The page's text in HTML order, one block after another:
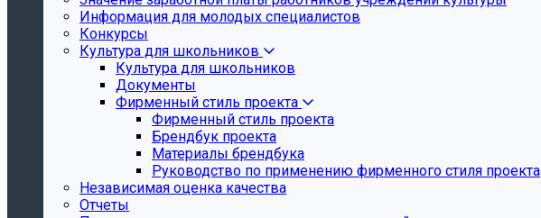
Информация для молодых специалистов
Конкурсы
Культура для школьников
Культура для школьников
Документы
Фирменный стиль проекта
Фирменный стиль проекта
Брендбук проекта
Материалы брендбука
Руководство по применению фирменного стиля проекта
Независимая оценка качества
Отчеты